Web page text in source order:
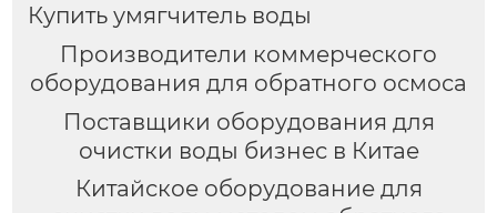
Купить умягчитель воды
Производители коммерческого
оборудования для обратного осмоса
Поставщики оборудования для
очистки воды бизнес в Китае
Китайское оборудование для